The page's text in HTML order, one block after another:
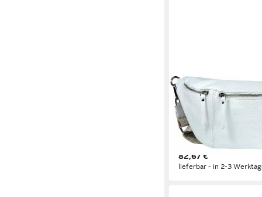
FLORENCE
Gürteltasche
BomBag Damen extra
(Gürteltasche),
Gürteltasche, weiß
20cm
82,67 €
lieferbar - in 2-3